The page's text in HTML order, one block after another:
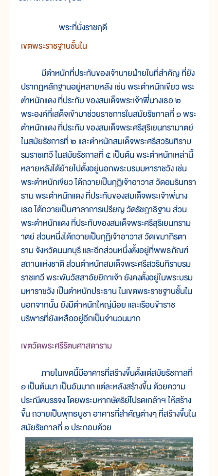
พระที่นั่งราชฤดี
เขตพระราชฐานชั้นใน
มีตำหนักที่ประทับของเจ้านายฝ่ายในที่สำคัญ ที่ยัง
ปรากฏหลักฐานอยู่หลายหลัง เช่น พระตำหนักเขียว พระ
ตำหนักแดง ที่ประทับ ของสมเด็จพระเจ้าพี่นางเธอ ๒
พระองค์ที่เสด็จเข้ามาช่วยราชการในสมัยรัชกาลที่ ๑ พระ
ตำหนักแดง ที่ประทับ ของสมเด็จพระศรีสุริเยนทรามาตย์
ในสมัยรัชการที่ ๒ และตำหนักสมเด็จพระศรีสวรินทิราบ
รมราชเทวี ในสมัยรัชกาลที่ ๕ เป็นต้น พระตำหนักเหล่านี้
หลายหลังได้ย้ายไปตั้งอยู่นอกพระบรมมหาราชวัง เช่น
พระตำหนักเขียว ได้ถวายเป็นกุฏิเจ้าอาวาส วัดอมรินทรา
ราม พระตำหนักแดง ที่ประทับของสมเด็จพระเจ้าพี่นาง
เธอ ได้ถวายเป็นศาลาการเปรียญ วัดรัชฎาธิฐาน ส่วน
พระตำหนักแดง ที่ประทับของสมเด็จพระศรีสุริเยนทราม
าตย์ ส่วนหนึ่งได้ถวายเป็นกุฏิเจ้าอาวาส วัดเขมาภิรตา
ราม จังหวัดนนทบุรี และอีกส่วนหนึ่งตั้งอยู่ที่พิพิธภัณฑ์
สถานแห่งชาติ ส่วนตำหนักสมเด็จพระศรีสวรินทิราบรม
ราชเทวี พระพันวัสสาอัยยิกาเจ้า ยังคงตั้งอยู่ในพระบรม
มหาราชวัง เป็นตำหนักประธาน ในเขตพระราชฐานชั้นใน
นอกจากนั้น ยังมีตำหนักใหญ่น้อย และเรือนข้าราช
บริพารที่ยังเหลืออยู่อีกเป็นจำนวนมาก
เขตวัดพระศรีรัตนศาสดาราม
ภายในเขตนี้มีอาคารที่สร้างขึ้นตั้งแต่สมัยรัชกาลที่
๑ เป็นต้นมา เป็นอันมาก แต่ละหลังสร้างขึ้น ด้วยความ
ประณีตบรรจง โดยพระมหากษัตริย์โปรดเกล้าฯ ให้สร้าง
ขึ้น ถวายเป็นพุทธบูชา อาคารที่สำคัญต่างๆ ที่สร้างขึ้นใน
สมัยรัชกาลที่ ๑ ประกอบด้วย